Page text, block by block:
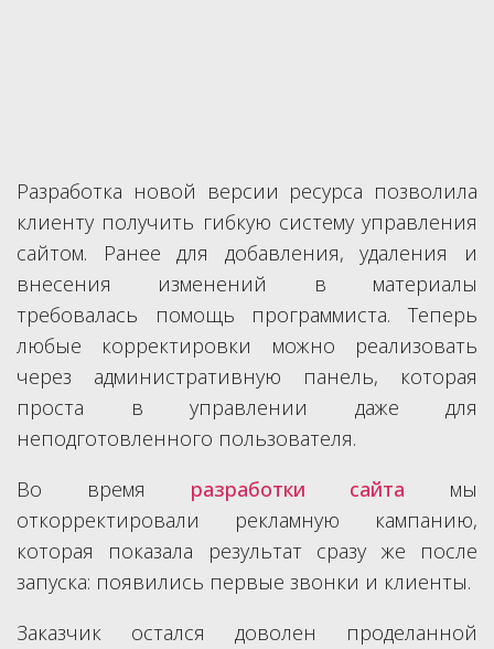
Разработка новой версии ресурса позволила
клиенту получить гибкую систему управления
сайтом. Ранее для добавления, удаления и
внесения изменений в материалы
требовалась помощь программиста. Теперь
любые корректировки можно реализовать
через административную панель, которая
проста в управлении даже для
неподготовленного пользователя.
Во время разработки сайта мы
откорректировали рекламную кампанию,
которая показала результат сразу же после
запуска: появились первые звонки и клиенты.
Заказчик остался доволен проделанной